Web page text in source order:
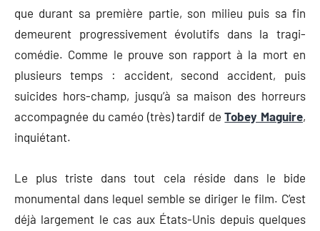
que durant sa première partie, son milieu puis sa fin
demeurent progressivement évolutifs dans la tragi-
comédie. Comme le prouve son rapport à la mort en
plusieurs temps : accident, second accident, puis
suicides hors-champ, jusqu’à sa maison des horreurs
accompagnée du caméo (très) tardif deTobey Maguire,
inquiétant.
Le plus triste dans tout cela réside dans le bide
monumental dans lequel semble se diriger le film. C’est
déjà largement le cas aux États-Unis depuis quelques